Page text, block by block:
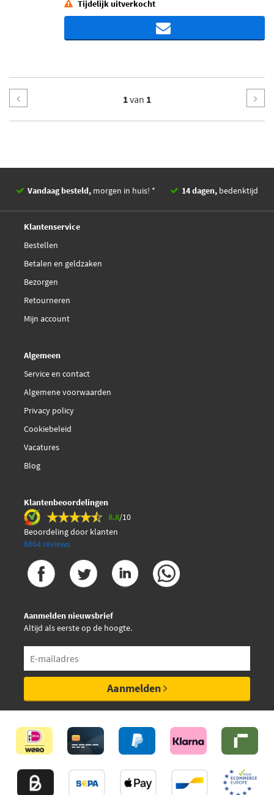
Tijdelijk uitverkocht
1van 1
Vandaag besteld, morgen in huis! * 14 dagen, bedenktijd
Klantenservice
Bestellen
Betalen en geldzaken
Bezorgen
Retourneren
Mijn account
Algemeen
Service en contact
Algemene voorwaarden
Privacy policy
Cookiebeleid
Vacatures
Blog
Klantenbeoordelingen
8.8/10
Beoordeling door klanten
6664 reviews
Aanmelden nieuwsbrief
Altijd als eerste op de hoogte.
Aanmelden